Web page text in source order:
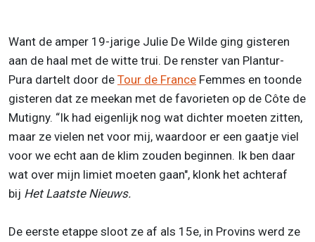
Want de amper 19-jarige Julie De Wilde ging gisteren
aan de haal met de witte trui. De renster van Plantur-
Pura dartelt door de Tour de France Femmes en toonde
gisteren dat ze meekan met de favorieten op de Côte de
Mutigny. “Ik had eigenlijk nog wat dichter moeten zitten,
maar ze vielen net voor mij, waardoor er een gaatje viel
voor we echt aan de klim zouden beginnen. Ik ben daar
wat over mijn limiet moeten gaan", klonk het achteraf
bij Het Laatste Nieuws.
De eerste etappe sloot ze af als 15e, in Provins werd ze